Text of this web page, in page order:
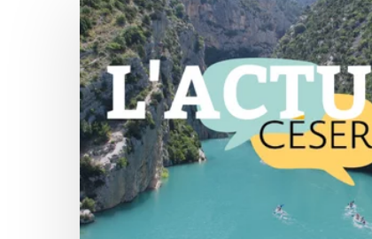
dernières
infos
CESER